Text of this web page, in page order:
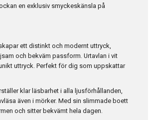
en exklusiv smyckeskänsla på
ett distinkt och modernt uttryck,
och bekväm passform. Urtavlan i vit
uttryck. Perfekt för dig som uppskattar
klar läsbarhet i alla ljusförhållanden,
även i mörker. Med sin slimmade boett
och sitter bekvämt hela dagen.